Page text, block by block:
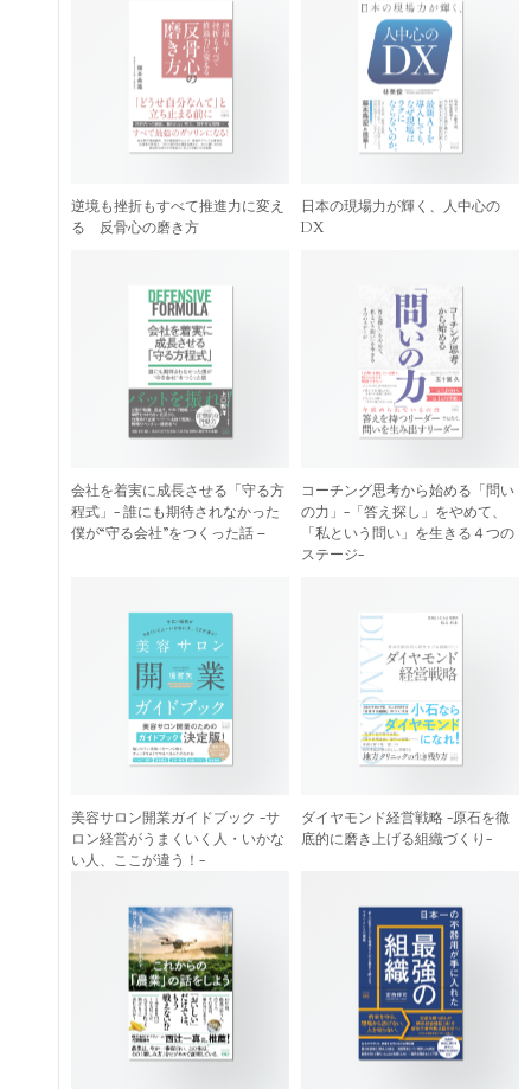
る 反骨心の磨き方
DX
程式」- 誰にも期待されなかった
僕が“守る会社”をつくった話 –
の力」-「答え探し」をやめて、
「私という問い」を生きる４つの
ステージ-
ロン経営がうまくいく人・いかな
い人、ここが違う！-
底的に磨き上げる組織づくり-